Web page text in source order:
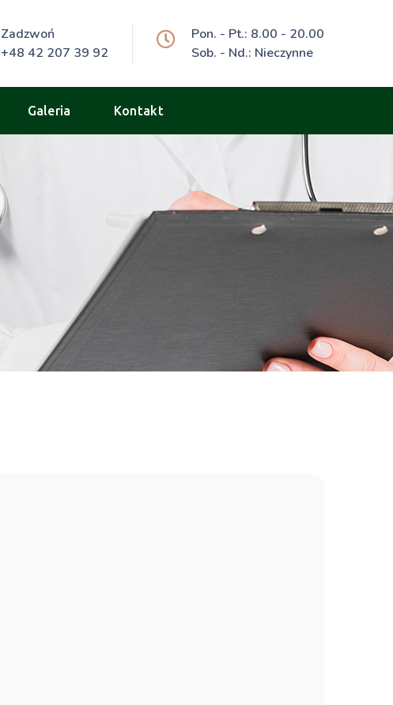
Zadzwoń
+48 42 207 39 92
Pon. - Pt.: 8.00 - 20.00
Sob. - Nd.: Nieczynne
Galeria Kontakt